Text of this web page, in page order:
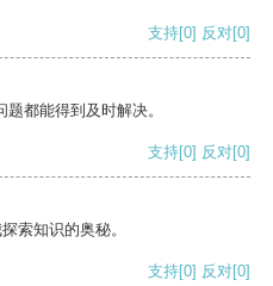
支持[0] 反对[0]
都能得到及时解决。
支持[0] 反对[0]
索知识的奥秘。
支持[0] 反对[0]